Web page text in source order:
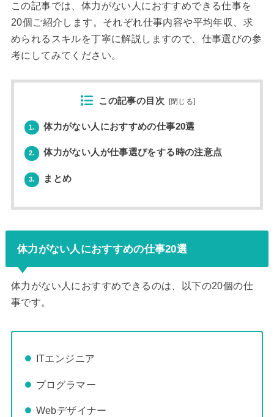
この記事では、体力がない人におすすめできる仕事を
20個ご紹介します。それぞれ仕事内容や平均年収、求
められるスキルを丁寧に解説しますので、仕事選びの参
考にしてみてください。
この記事の目次 [閉じる]
1. 体力がない人におすすめの仕事20選
2. 体力がない人が仕事選びをする時の注意点
3. まとめ
体力がない人におすすめの仕事20選
体力がない人におすすめできるのは、以下の20個の仕
事です。
ITエンジニア
プログラマー
Webデザイナー